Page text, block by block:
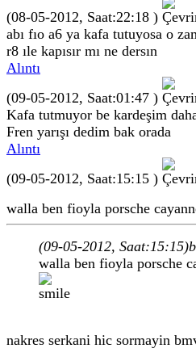
(08-05-2012, Saat:22:18 )
abı fıo a6 ya kafa tutuyosa o
r8 ıle kapısır mı ne dersın
Alıntı
(09-05-2012, Saat:01:47 )
Kafa tutmuyor be kardeşim
Fren yarışı dedim bak orada
Alıntı
(09-05-2012, Saat:15:15 )
walla ben fioyla porsche
(09-05-2012, Saat:15:15)
walla ben fioyla porsche
nakres serkani hic sormayin